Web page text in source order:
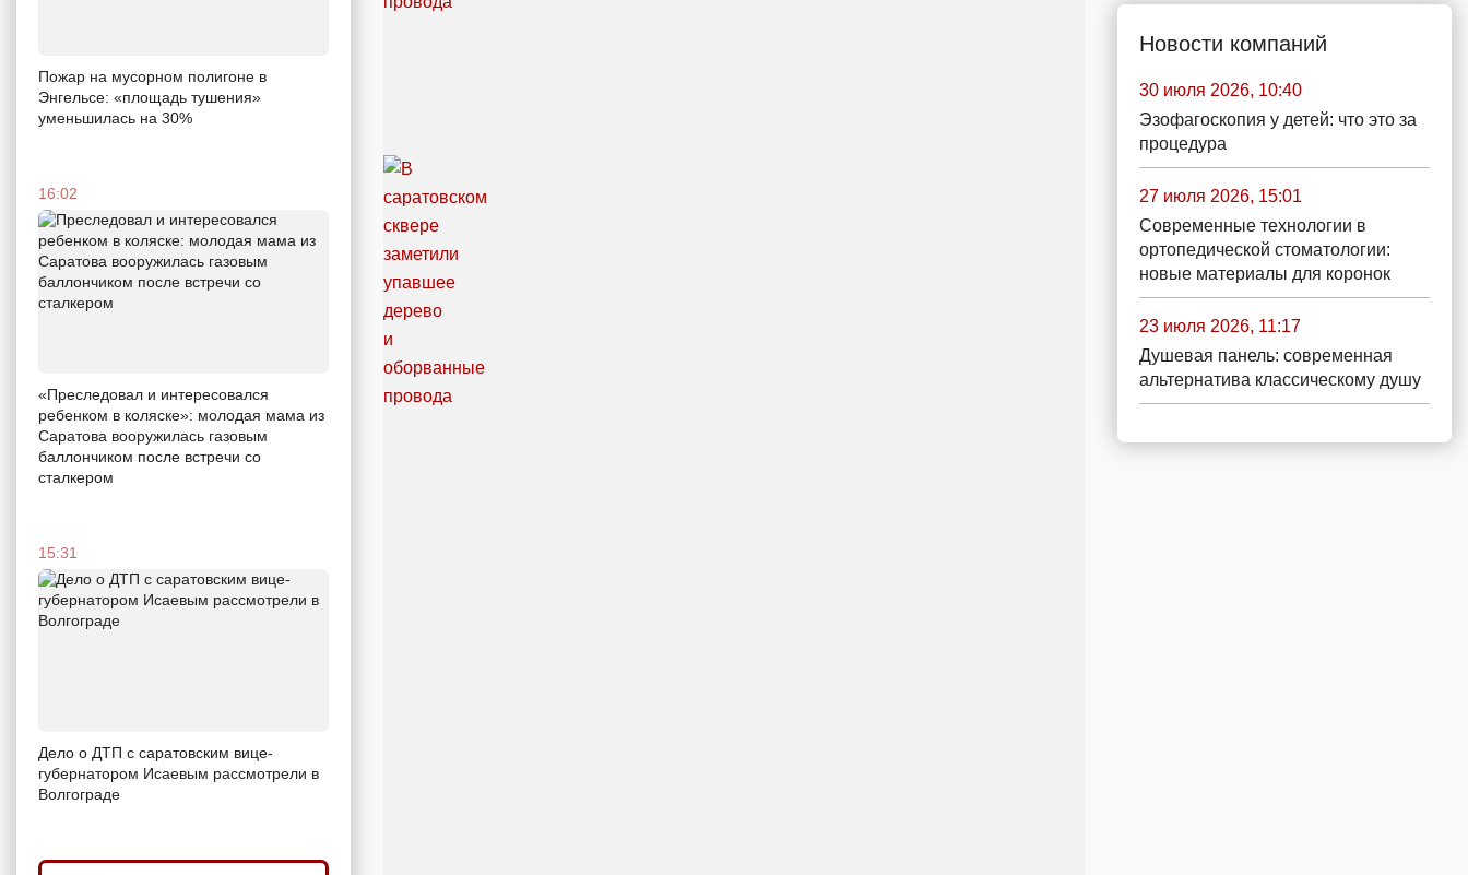
Пожар на мусорном полигоне в
Энгельсе: «площадь тушения»
уменьшилась на 30%
16:02
«Преследовал и интересовался
ребенком в коляске»: молодая мама из
Саратова вооружилась газовым
баллончиком после встречи со
сталкером
15:31
Дело о ДТП с саратовским вице-
губернатором Исаевым рассмотрели в
Волгограде
Новости компаний
30 июля 2026, 10:40
Эзофагоскопия у детей: что это за
процедура
27 июля 2026, 15:01
Современные технологии в
ортопедической стоматологии:
новые материалы для коронок
23 июля 2026, 11:17
Душевая панель: современная
альтернатива классическому душу